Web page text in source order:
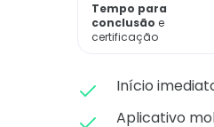
Tempo para
conclusão e
certificação
Início
Aplicativo